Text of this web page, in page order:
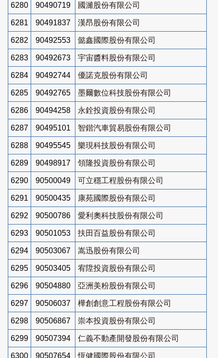
6280 90490719 國濰股份有限公司
6281 90491837 漢昂股份有限公司
6282 90492553 懿鑫國際股份有限公司
6283 90492673 宇宙醬料股份有限公司
6284 90492744 優諾克股份有限公司
6285 90492765 墨爾數位科技股份有限公司
6286 90494258 永銓投資股份有限公司
6287 90495101 智鍇汽車貿易股份有限公司
6288 90495545 樂現科技股份有限公司
6289 90498917 領隆投資股份有限公司
6290 90500049 可立穩工程股份有限公司
6291 90500435 康苑國際股份有限公司
6292 90500786 愛利奧科技股份有限公司
6293 90501053 扶田百益股份有限公司
6294 90503067 嵩迅股份有限公司
6295 90503405 宥陞投資股份有限公司
6296 90504880 亞洲美粉股份有限公司
6297 90506037 樺創創意工程股份有限公司
6298 90506867 崇本投資股份有限公司
6299 90507394 仁義不動產開發股份有限公司
6300 90507654
恆健國際股份有限公司